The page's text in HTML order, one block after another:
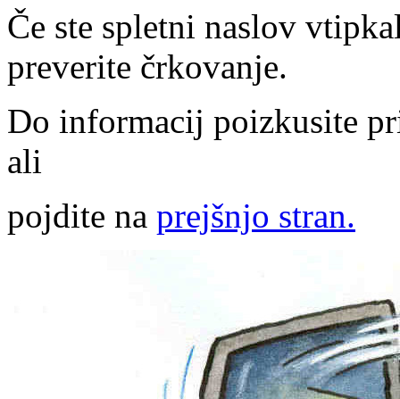
Če ste spletni naslov
preverite črkovanje.
Do informacij poizkusite
ali
pojdite na prejšnjo stran.